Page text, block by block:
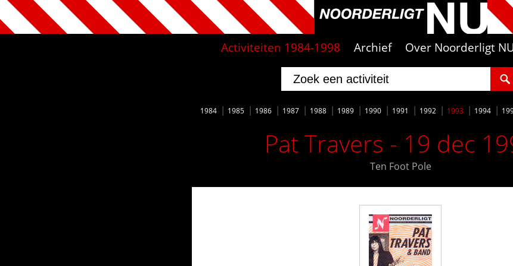
Activiteiten 1984-1998 Archief Over Noorderligt
1984 1985 1986 1987 1988 1989 1990 1991 1992 1993 1994
Pat Travers - 19 dec
Ten Foot Pole